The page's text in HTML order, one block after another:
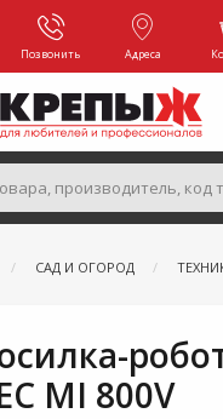
Позвонить Адреса
САД И ОГОРОД
MI 800V